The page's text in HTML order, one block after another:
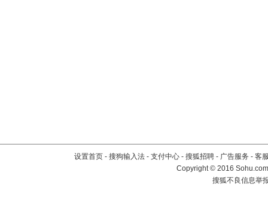
设置首页 - 搜狗输入法 - 支付中心 - 搜狐招聘 - 广告服务 - 客
Copyright©2016
搜狐不良信息举